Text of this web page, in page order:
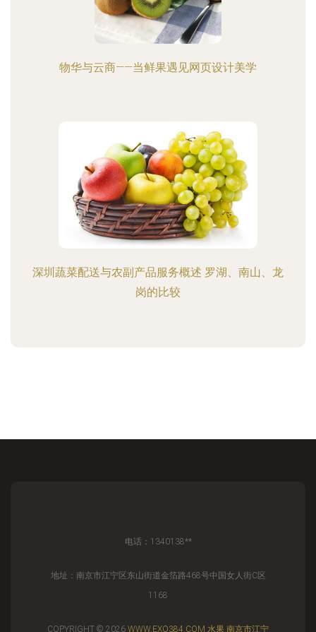
物华与云商——当鲜果遇见网页设计美学
深圳蔬菜配送与农副产品服务概述 罗湖、南山、龙
岗的比较
电话：1340138**
地址：南京市江宁区东山街道金箔路468号中国女人街C区
1168
COPYRIGHT © 2026 WWW.EXO384.COM 水果 南京市江宁